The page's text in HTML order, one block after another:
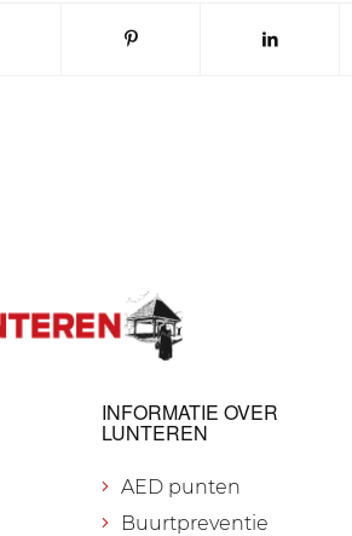
INFORMATIE OVER
LUNTEREN
AED punten
Buurtpreventie